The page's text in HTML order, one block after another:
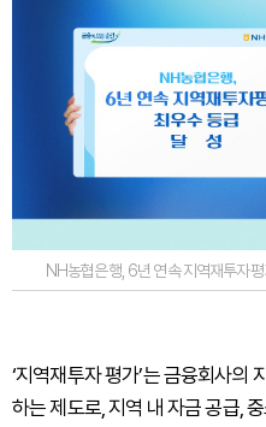
NH농협은행, 6년 연속 지역재투자
‘지역재투자 평가’는 금융회사의
하는 제도로, 지역 내 자금 공급,